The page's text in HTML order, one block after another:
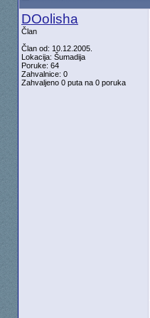
DOolisha
Član
Član od: 10.12.2005.
Lokacija: Šumadija
Poruke: 64
Zahvalnice: 0
Zahvaljeno 0 puta na 0 poruka